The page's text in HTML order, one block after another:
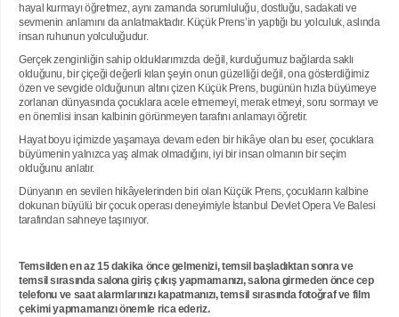
hayal kurmayı öğretmez, aynı zamanda sorumluluğu, dostluğu, sadakati ve
sevmenin anlamını da anlatmaktadır. Küçük Prens’in yaptığı bu yolculuk, aslında
insan ruhunun yolculuğudur.
Gerçek zenginliğin sahip olduklarımızda değil, kurduğumuz bağlarda saklı
olduğunu, bir çiçeği değerli kılan şeyin onun güzelliği değil, ona gösterdiğimiz
özen ve sevgide olduğunun altını çizen Küçük Prens, bugünün hızla büyümeye
zorlanan dünyasında çocuklara acele etmemeyi, merak etmeyi, soru sormayı ve
en önemlisi insan kalbinin görünmeyen tarafını anlamayı öğretir.
Hayat boyu içimizde yaşamaya devam eden bir hikâye olan bu eser, çocuklara
büyümenin yalnızca yaş almak olmadığını, iyi bir insan olmanın bir seçim
olduğunu anlatır.
Dünyanın en sevilen hikâyelerinden biri olan Küçük Prens, çocukların kalbine
dokunan büyülü bir çocuk operası deneyimiyle İstanbul Devlet Opera Ve Balesi
tarafından sahneye taşınıyor.
Temsilden en az 15 dakika önce gelmenizi, temsil başladıktan sonra ve
temsil sırasında salona giriş çıkış yapmamanızı, salona girmeden önce cep
telefonu ve saat alarmlarınızı kapatmanızı, temsil sırasında fotoğraf ve film
çekimi yapmamanızı önemle rica ederiz.